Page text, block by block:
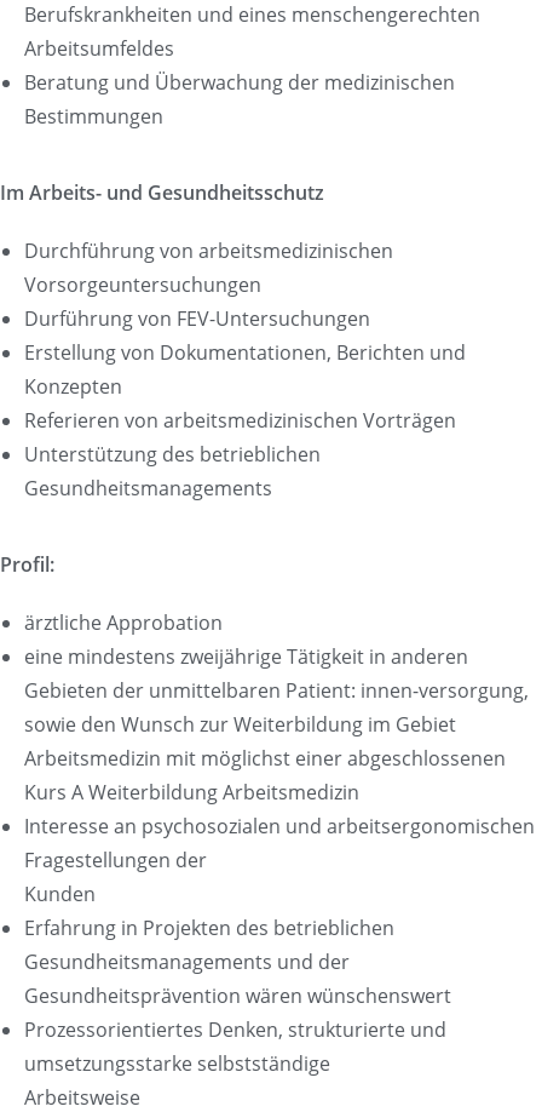
Berufskrankheiten und eines menschengerechten
Arbeitsumfeldes
Beratung und Überwachung der medizinischen
Bestimmungen
Im Arbeits- und Gesundheitsschutz
Durchführung von arbeitsmedizinischen
Vorsorgeuntersuchungen
Durführung von FEV-Untersuchungen
Erstellung von Dokumentationen, Berichten und
Konzepten
Referieren von arbeitsmedizinischen Vorträgen
Unterstützung des betrieblichen
Gesundheitsmanagements
Profil:
ärztliche Approbation
eine mindestens zweijährige Tätigkeit in anderen
Gebieten der unmittelbaren Patient: innen-versorgung,
sowie den Wunsch zur Weiterbildung im Gebiet
Arbeitsmedizin mit möglichst einer abgeschlossenen
Kurs A Weiterbildung Arbeitsmedizin
Interesse an psychosozialen und arbeitsergonomischen
Fragestellungen der
Kunden
Erfahrung in Projekten des betrieblichen
Gesundheitsmanagements und der
Gesundheitsprävention wären wünschenswert
Prozessorientiertes Denken, strukturierte und
umsetzungsstarke selbstständige
Arbeitsweise